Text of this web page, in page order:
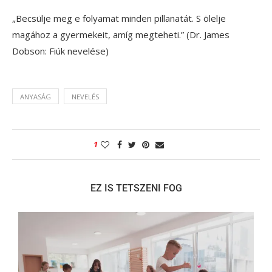
„Becsülje meg e folyamat minden pillanatát. S ölelje
magához a gyermekeit, amíg megteheti.” (Dr. James
Dobson: Fiúk nevelése)
ANYASÁG NEVELÉS
1
EZ IS TETSZENI FOG